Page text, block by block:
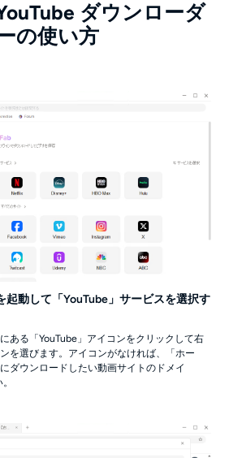
ダウンローダ
の使い方
起動して「YouTube」サービスを選択す
ある「YouTube」アイコンをクリックして右
を選びます。アイコンがなければ、「ホー
ダウンロードしたい動画サイトのドメイ